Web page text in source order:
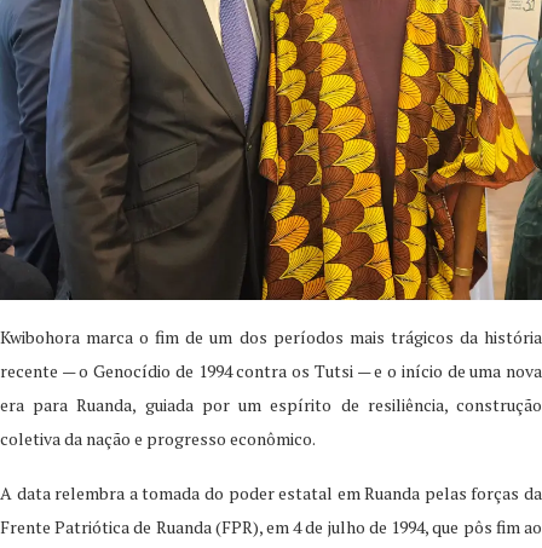
Kwibohora marca o fim de um dos períodos mais trágicos da história
recente — o Genocídio de 1994 contra os Tutsi — e o início de uma nova
era para Ruanda, guiada por um espírito de resiliência, construção
coletiva da nação e progresso econômico.
A data relembra a tomada do poder estatal em Ruanda pelas forças da
Frente Patriótica de Ruanda (FPR), em 4 de julho de 1994, que pôs fim ao